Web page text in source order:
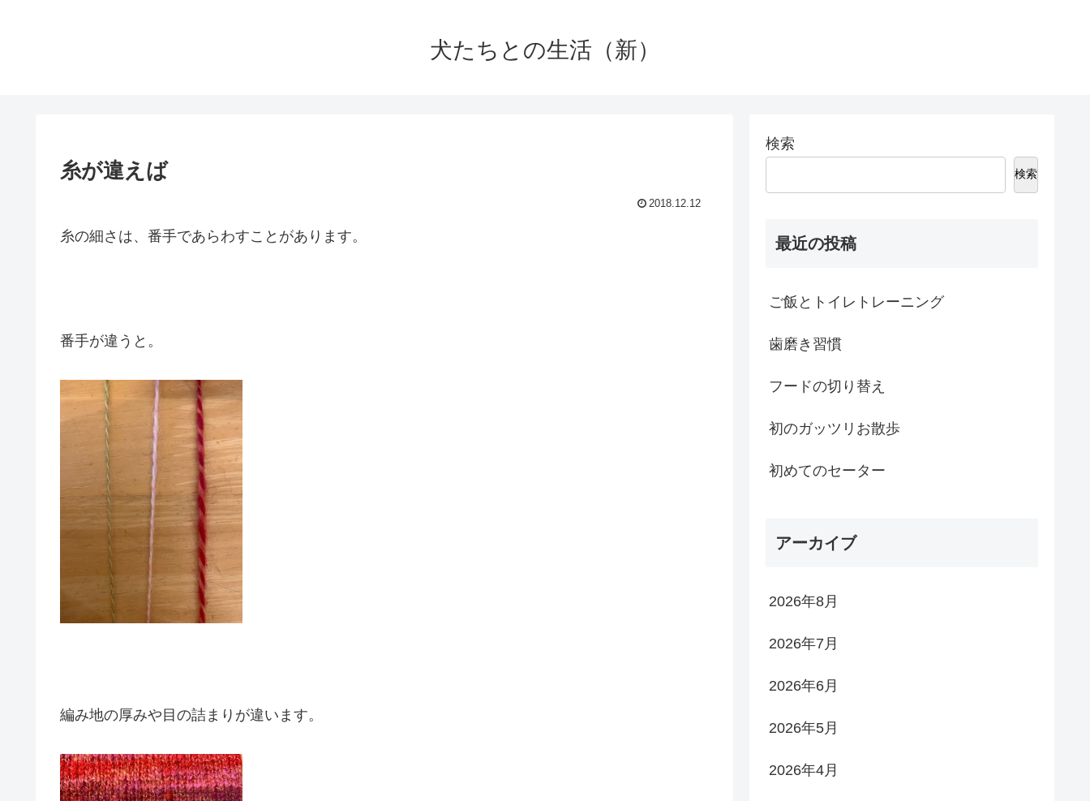
犬たちとの生活（新）
糸が違えば
2018.12.12
糸の細さは、番手であらわすことがあります。
番手が違うと。
編み地の厚みや目の詰まりが違います。
検索
検索
最近の投稿
ご飯とトイレトレーニング
歯磨き習慣
フードの切り替え
初のガッツリお散歩
初めてのセーター
アーカイブ
2026年8月
2026年7月
2026年6月
2026年5月
2026年4月